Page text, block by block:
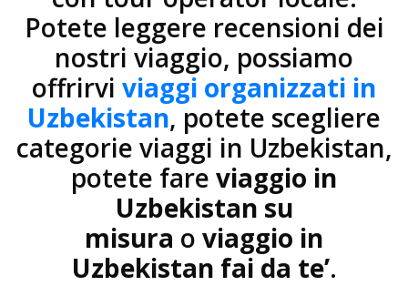
Potete leggere recensioni dei
nostri viaggio, possiamo
offrirvi viaggi organizzati in
Uzbekistan, potete scegliere
categorie viaggi in Uzbekistan,
potete fare viaggio in
Uzbekistan su
misura o viaggio in
Uzbekistan fai da te’.